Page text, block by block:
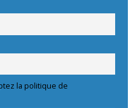
la politique de